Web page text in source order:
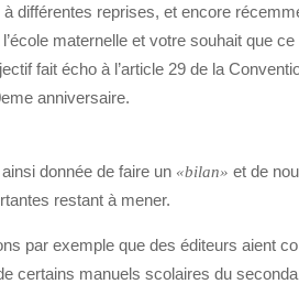
différentes reprises, et encore
maternelle et votre souhait que
fait écho à l’article 29 de la
anniversaire.
donnée de faire un «bilan» et de
restant à mener.
par exemple que des éditeurs aient
certains manuels scolaires du